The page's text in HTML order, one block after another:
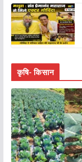
कृषि- किसान